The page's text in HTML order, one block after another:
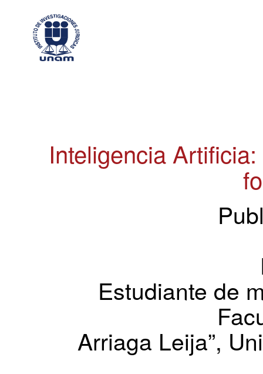
Inteligencia
Estudiante de
Arriaga Leija”,